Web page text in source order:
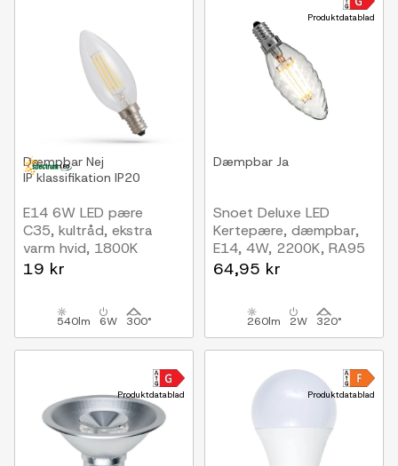
Dæmpbar Nej
IP klassifikation IP20
E14 6W LED pære
C35, kultråd, ekstra
varm hvid, 1800K
19 kr
540lm 6W 300°
Produktdatablad
Dæmpbar Ja
Snoet Deluxe LED
Kertepære, dæmpbar,
E14, 4W, 2200K, RA95
64,95 kr
260lm 2W 320°
Produktdatablad Produktdatablad